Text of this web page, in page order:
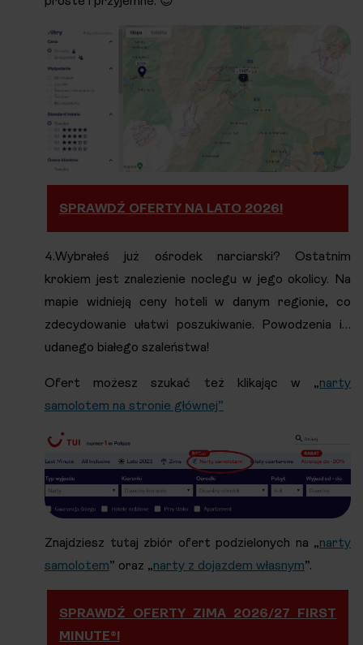
SPRAWDŹ OFERTY NA LATO 2026!
4.Wybrałeś już ośrodek narciarski? Ostatnim
krokiem jest znalezienie noclegu w jego okolicy. Na
mapie widnieją ceny hoteli w danym regionie, co
zdecydowanie ułatwi poszukiwanie. Powodzenia i…
udanego białego szaleństwa!
Ofert możesz szukać też klikając w „narty
samolotem na stronie głównej”
Znajdziesz tutaj zbiór ofert podzielonych na „narty
samolotem” oraz „narty z dojazdem własnym”.
SPRAWDŹ OFERTY ZIMA 2026/27 FIRST
MINUTE®!